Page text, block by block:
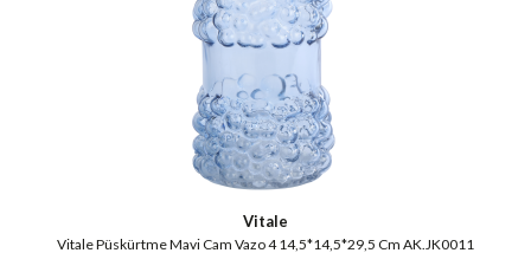
Vitale
Vitale Püskürtme Mavi Cam Vazo 4 14,5*14,5*29,5 Cm AK.JK0011